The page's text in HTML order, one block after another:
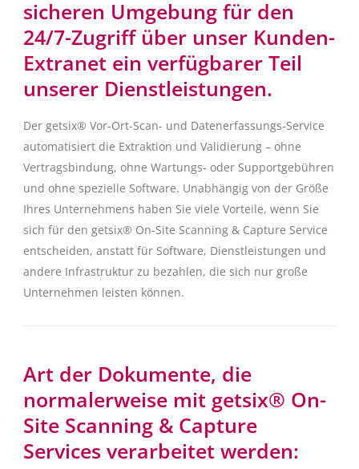
sicheren Umgebung für den
24/7-Zugriff über unser Kunden-
Extranet ein verfügbarer Teil
unserer Dienstleistungen.
Der getsix® Vor-Ort-Scan- und Datenerfassungs-Service
automatisiert die Extraktion und Validierung – ohne
Vertragsbindung, ohne Wartungs- oder Supportgebühren
und ohne spezielle Software. Unabhängig von der Größe
Ihres Unternehmens haben Sie viele Vorteile, wenn Sie
sich für den getsix® On-Site Scanning & Capture Service
entscheiden, anstatt für Software, Dienstleistungen und
andere Infrastruktur zu bezahlen, die sich nur große
Unternehmen leisten können.
Art der Dokumente, die
normalerweise mit getsix® On-
Site Scanning & Capture
Services verarbeitet werden: